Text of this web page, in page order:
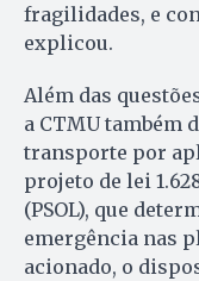
fragilidades, e
explicou.
Além das
a CTMU também
transporte por
projeto de lei
(PSOL), que
emergência nas
acionado, o